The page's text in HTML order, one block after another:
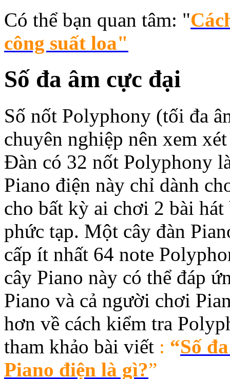
Có thể bạn quan tâm: "
công suất loa"
Số đa âm cực đại
Số nốt Polyphony (tối đa
chuyên nghiệp nên xem
Đàn có 32 nốt Polyphony
Piano điện này chỉ dành
cho bất kỳ ai chơi 2 bài
phức tạp. Một cây đàn
cấp ít nhất 64 note
cây Piano này có thể đáp
Piano và cả người chơi
hơn về cách kiểm tra
tham khảo bài viết : “Số
Piano điện là gì?”